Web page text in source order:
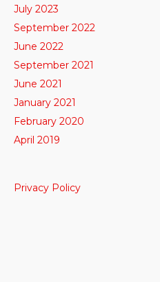
July 2023
September 2022
June 2022
September 2021
June 2021
January 2021
February 2020
April 2019
Privacy Policy